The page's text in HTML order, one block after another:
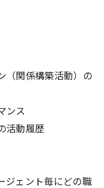
（関係構築活動）の
ンス
活動履歴
ジェント毎にどの職